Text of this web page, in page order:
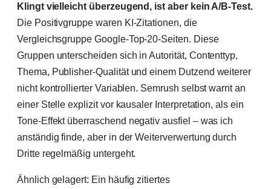
Klingt vielleicht überzeugend, ist aber kein A/B-Test.
Die Positivgruppe waren KI-Zitationen, die
Vergleichsgruppe Google-Top-20-Seiten. Diese
Gruppen unterscheiden sich in Autorität, Contenttyp,
Thema, Publisher-Qualität und einem Dutzend weiterer
nicht kontrollierter Variablen. Semrush selbst warnt an
einer Stelle explizit vor kausaler Interpretation, als ein
Tone-Effekt überraschend negativ ausfiel – was ich
anständig finde, aber in der Weiterverwertung durch
Dritte regelmäßig untergeht.
Ähnlich gelagert: Ein häufig zitiertes